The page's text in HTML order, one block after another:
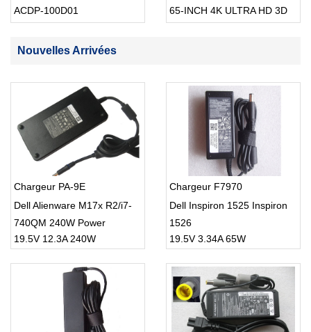
ACDP-100D01
65-INCH 4K ULTRA HD 3D
Nouvelles Arrivées
Chargeur PA-9E
Dell Alienware M17x R2/i7-
740QM 240W Power
Adapter Charger
19.5V 12.3A 240W
Chargeur F7970
Dell Inspiron 1525 Inspiron
1526
19.5V 3.34A 65W